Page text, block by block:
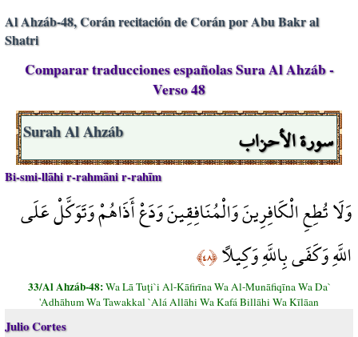
Al Ahzáb-48, Corán recitación de Corán por Abu Bakr al
Shatri
Comparar traducciones españolas Sura Al Ahzáb -
Verso 48
سورة الأحزاب Surah Al Ahzáb
Bi-smi-llāhi r-rahmāni r-rahīm
وَلَا تُطِعِ الْكَافِرِينَ وَالْمُنَافِقِينَ وَدَعْ أَذَاهُمْ وَتَوَكَّلْ عَلَى
اللَّهِ وَكَفَى بِاللَّهِ وَكِيلًا﴿٤٨﴾
33/Al Ahzáb-48:Wa Lā Tuţi`i Al-Kāfirīna Wa Al-Munāfiqīna Wa Da`
'Adhāhum Wa Tawakkal `Alá Allāhi Wa Kafá Billāhi Wa Kīlāan
Julio Cortes